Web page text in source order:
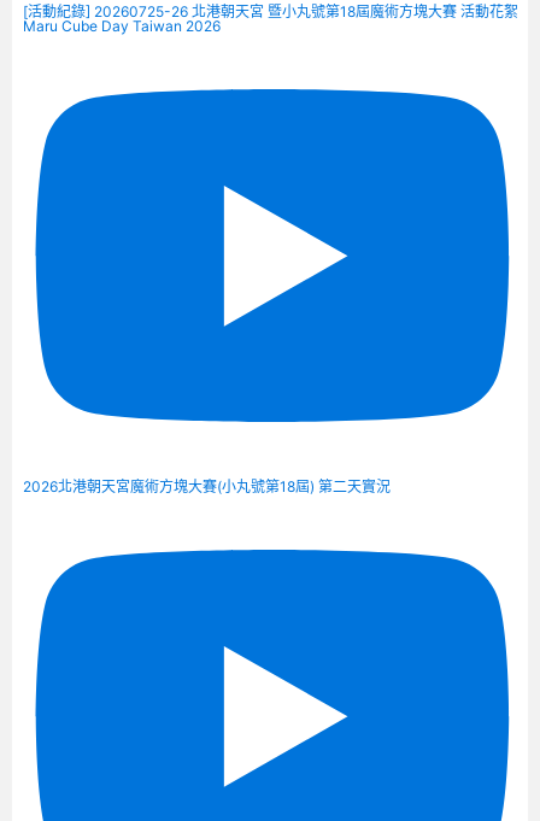
[活動紀錄] 20260725-26 北港朝天宮 暨小丸號第18屆魔術方塊大賽 活動花絮
Maru Cube Day Taiwan 2026
2026北港朝天宮魔術方塊大賽(小丸號第18屆) 第二天實況